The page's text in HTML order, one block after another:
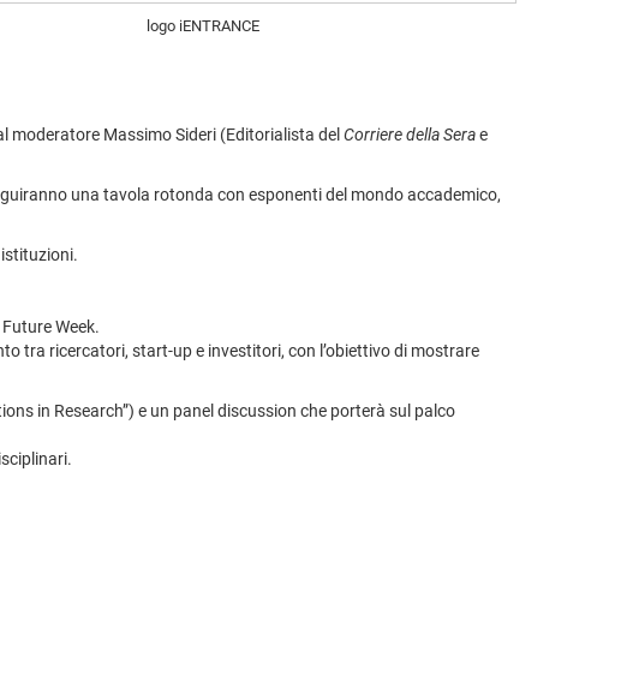
logo iENTRANCE
moderatore Massimo Sideri (Editorialista del Corriere della Serae
una tavola rotonda con esponenti del mondo accademico,
Week.
tra ricercatori, start-up e investitori, con l’obiettivo di mostrare
in Research”) e un panel discussion che porterà sul palco